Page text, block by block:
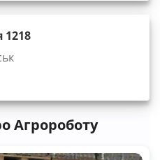
1218
Агророботу